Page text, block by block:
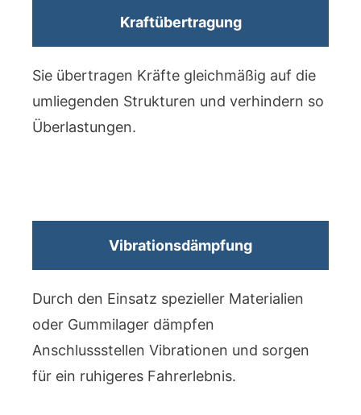
Kraftübertragung
Sie übertragen Kräfte gleichmäßig auf die
umliegenden Strukturen und verhindern so
Überlastungen.
Vibrationsdämpfung
Durch den Einsatz spezieller Materialien
oder Gummilager dämpfen
Anschlussstellen Vibrationen und sorgen
für ein ruhigeres Fahrerlebnis.